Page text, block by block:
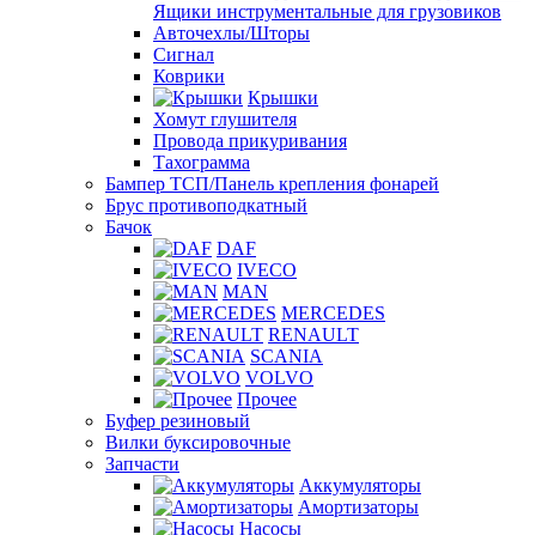
Ящики инструментальные для грузовиков
Авточехлы/Шторы
Сигнал
Коврики
Крышки
Хомут глушителя
Провода прикуривания
Тахограмма
Бампер ТСП/Панель крепления фонарей
Брус противоподкатный
Бачок
DAF
IVECO
MAN
MERCEDES
RENAULT
SCANIA
VOLVO
Прочее
Буфер резиновый
Вилки буксировочные
Запчасти
Аккумуляторы
Амортизаторы
Насосы